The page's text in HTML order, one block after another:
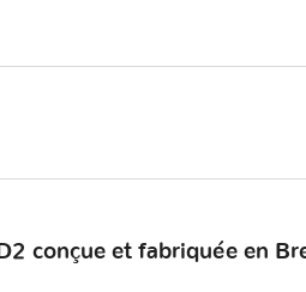
conçue et fabriquée en